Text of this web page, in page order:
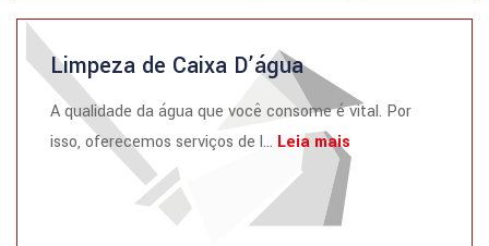
Limpeza de Caixa D’água
A qualidade da água que você consome é vital. Por
isso, oferecemos serviços de l... Leia mais